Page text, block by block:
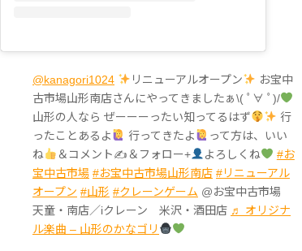
@kanagori1024 リニューアルオープン
お宝中
古市場山形南店さんにやってきましたぁ\( ﾟ∀ ﾟ)/
山形の人なら ぜーーーったい知ってるはず
行
ったことあるよ
行ってきたよ
って方は、いい
ね
＆コメント✍ ＆フォロー+ よろしくね
#お
宝中古市場 #お宝中古市場山形南店 #リニューアル
オープン #山形 #クレーンゲーム @お宝中古市場
天童・南店／iクレーン 米沢・酒田店 ♬ オリジナ
ル楽曲 – 山形のかなゴリ